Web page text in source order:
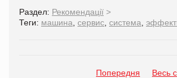
Раздел: Рекомендації >
Теги: машина сервис система
Попередня Весь